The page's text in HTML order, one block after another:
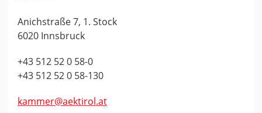
Anichstraße 7, 1. Stock
6020 Innsbruck
+43 512 52 0 58-0
+43 512 52 0 58-130
kammer@aektirol.at